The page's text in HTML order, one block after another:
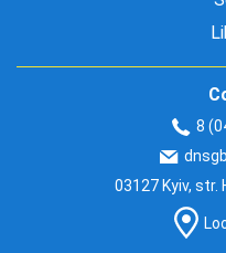
8
03127 Kyiv, str.